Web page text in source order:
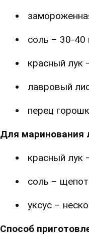
соль – 30-40
красный лук
лавровый
перец
Для маринования
красный лук
соль –
уксус –
Способ